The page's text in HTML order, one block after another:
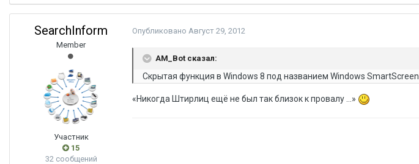
SearchInform
Member
Участник
15
32 сообщений
Опубликовано Август 29, 2012
AM_Bot сказал:
Скрытая функция в Windows 8 под названием Windows SmartScreen
«Никогда Штирлиц ещё не был так близок к провалу ...»